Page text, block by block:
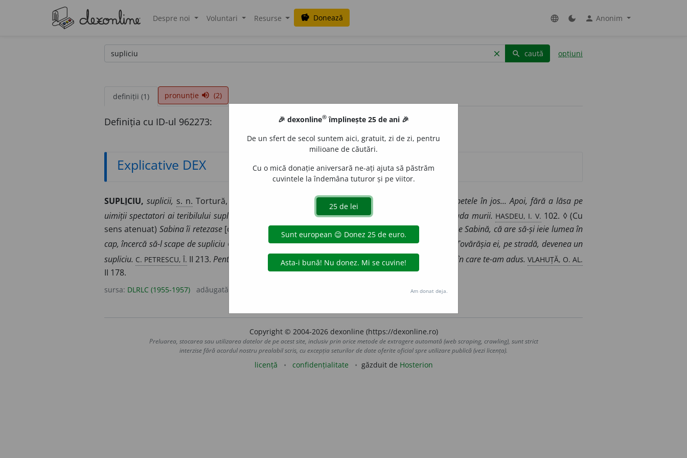
Despre noi Voluntari Resurse savings Donează language dark_mode person Anonim
clear search caută opțiuni
definiții (1) pronunție volume_up (2)
Definiția cu ID-ul 962273:
Explicative DEX
SUPLICIU, suplicii, s. n. Tortură, caznă, chinuire. Îi răstigni cu cuie de fier pe o prăjină, cu capetele în jos... Apoi, fără a lăsa pe
uimiții spectatori ai teribilului supliciu să revină din înlemnirea lor, el porunci pedestrimii a escalada murii. HASDEU, I. V. 102. ◊ (Cu
sens atenuat) Sabina îi retezase[cotoiului] cu foarfecul mustățile de la rădăcină...–Lasă-l, duduie Sabină, că are să-și ieie lumea în
cap, încercă să-l scape de supliciu Catinca.
C. PETRESCU, C. V.85. ♦Fig.Chin, suferință psihică.
Tovărășia ei, pe stradă, devenea un
supliciu. C. PETRESCU, Î. II 213.Pentru tine trebuie să fie un supliciu strîmtorarea și pustietatea asta în care te-am adus. VLAHUȚĂ, O. AL.
II 178.
sursa: DLRLC (1955-1957) adăugată de
Copyright © 2004-2026 dexonline (https://dexonline.ro)
Preluarea, stocarea sau utilizarea datelor de pe acest site, inclusiv prin orice metode de extragere automată (web scraping, crawling), sunt strict
interzise fără acordul nostru prealabil scris, cu excepția seturilor de date oferite oficial spre utilizare publică (vezi licența).
licență confidențialitate găzduit de Hosterion
🎉 dexonline® împlinește 25 de ani 🎉
De un sfert de secol suntem aici, gratuit, zi de zi, pentru
milioane de căutări.
Cu o mică donație aniversară ne-ați ajuta să păstrăm
cuvintele la îndemâna tuturor și pe viitor.
Am donat deja.